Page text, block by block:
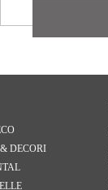
DECORI